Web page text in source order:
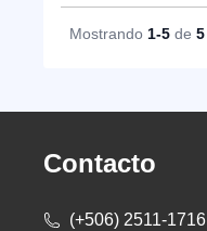
Mostrando 1-5 de 5
Contacto
(+506) 2511-1716